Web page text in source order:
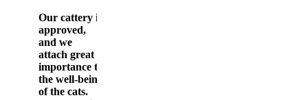
Our cattery is
approved,
and we
attach great
importance to
the well-being
of the cats.